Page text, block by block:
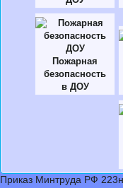
Пожарная
безопасность
в ДОУ
Приказ Минтруда РФ